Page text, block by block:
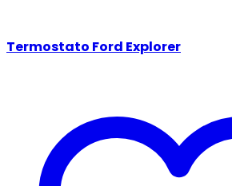
Termostato Ford Explorer